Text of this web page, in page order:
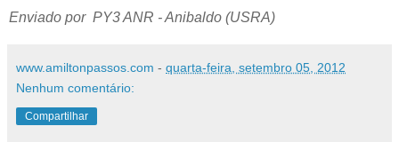
Enviado por PY3 ANR - Anibaldo (USRA)
www.amiltonpassos.com - quarta-feira, setembro 05, 2012
Nenhum comentário:
Compartilhar